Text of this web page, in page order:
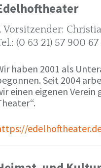
Vorsitzender:
(0 63 21) 57 900
haben 2001 als
Seit 2004
einen eigenen Verein